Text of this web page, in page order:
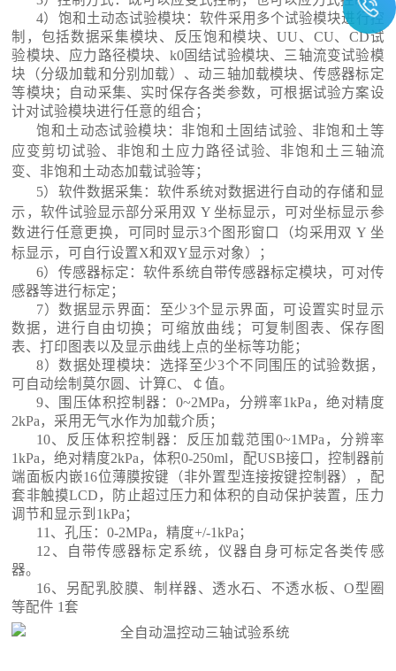
4） 饱和土动态试验模块：软件采用多个试验模块进行控
制，包括数据采集模块、反压饱和模块、UU、CU、CD试
验模块、应力路径模块、k0固结试验模块、三轴流变试验模
块（分级加载和分别加载）、动三轴加载模块、传感器标定
等模块；自动采集、实时保存各类参数，可根据试验方案设
计对试验模块进行任意的组合；
饱和土动态试验模块：非饱和土固结试验、非饱和土等
应变剪切试验、非饱和土应力路径试验、非饱和土三轴流
变、非饱和土动态加载试验等；
5）软件数据采集：软件系统对数据进行自动的存储和显
示，软件试验显示部分采用双 Y 坐标显示，可对坐标显示参
数进行任意更换，可同时显示3个图形窗口（均采用双 Y 坐
标显示，可自行设置X和双Y显示对象）；
6）传感器标定：软件系统自带传感器标定模块，可对传
感器等进行标定；
7）数据显示界面：至少3个显示界面，可设置实时显示
数据，进行自由切换；可缩放曲线；可复制图表、保存图
表、打印图表以及显示曲线上点的坐标等功能；
8）数据处理模块：选择至少3个不同围压的试验数据，
可自动绘制莫尔圆、计算C、￠值。
9、 围压体积控制器 ：0~2MPa，分辨率1kPa，绝对精度
2kPa， 采用无气水作为加载介质；
10、反压体积控制器 ： 反压加载范围 0~1MPa，分辨率
1kPa，绝对精度2kPa，体积0-250ml，配USB接口，控制器前
端面板内嵌16位薄膜按键（非外置型连接按键控制器），配
套非触摸LCD，防止超过压力和体积的自动保护装置，压力
调节和显示到1kPa；
11、孔压：0-2MPa，精度+/-1kPa；
12、自带传感器标定系统，仪器自身可标定各类传感
器。
16、另配乳胶膜、制样器、透水石、不透水板、O型圈
等配件 1套